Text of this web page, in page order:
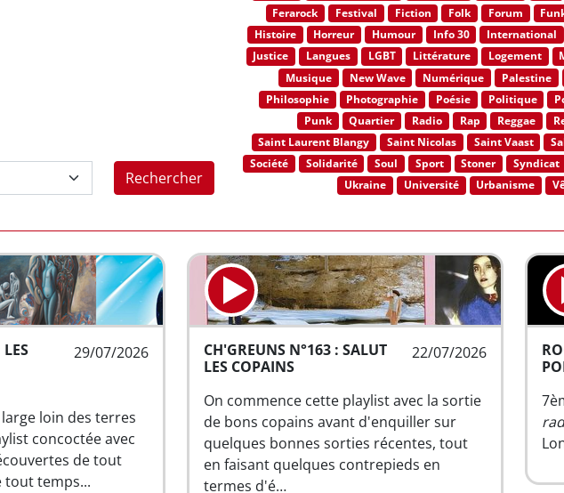
Rechercher
Ferarock
Festival Fiction Folk Forum
Histoire
Horreur Humour Info 30 International
Justice
Langues LGBT Littérature Logement
Musique
New Wave Numérique Palestine
Philosophie
Photographie Poésie Politique
Punk
Quartier Radio Rap Reggae
Saint Laurent Blangy
Saint Nicolas Saint Vaast
Société
Solidarité Soul Sport Stoner Syndicat
Ukraine
Université Urbanisme
29/07/2026
loin des terres
concoctée avec
de tout
tout temps...
22/07/2026
CH'GREUNS N°163 : SALUT
LES COPAINS
On commence cette playlist avec la sortie
de bons copains avant d'enquiller sur
quelques bonnes sorties récentes, tout
en faisant quelques contrepieds en
termes d'é…